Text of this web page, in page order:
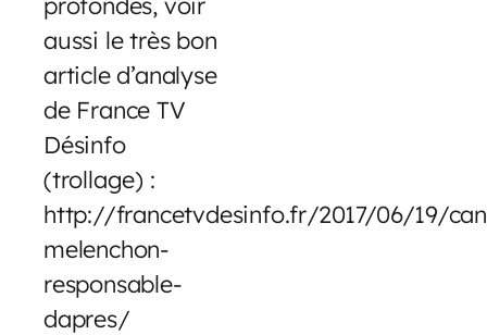
aussi le très bon
article d’analyse
de France TV
Désinfo
(trollage) :
http://francetvdesinfo.fr/2017/06/19/
melenchon-
responsable-
dapres/